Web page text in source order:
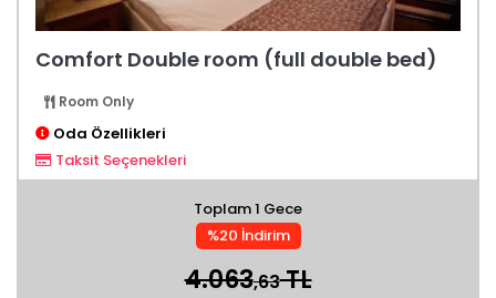
Comfort Double room (full double bed)
Room Only
Oda Özellikleri
Taksit Seçenekleri
Toplam 1 Gece
%20 İndirim
4.063,63TL